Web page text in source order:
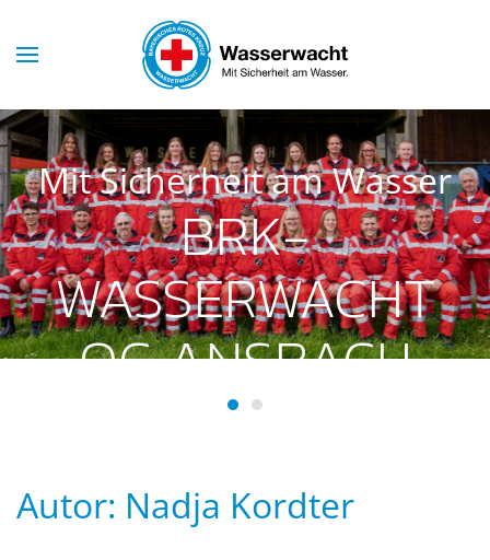
Skip to main content
Mit Sicherheit am Wasser
BRK-
WASSERWACHT
OG ANSBACH
BRK-Wasserwacht OG
Autor: Nadja Kordter